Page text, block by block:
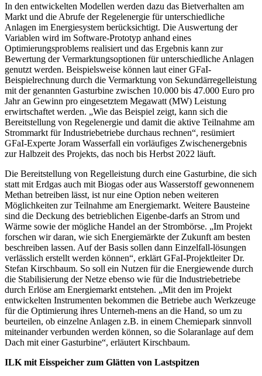
In den entwickelten Modellen werden dazu das Bietverhalten am
Markt und die Abrufe der Regelenergie für unterschiedliche
Anlagen im Energiesystem berücksichtigt. Die Auswertung der
Variablen wird im Software-Prototyp anhand eines
Optimierungsproblems realisiert und das Ergebnis kann zur
Bewertung der Vermarktungsoptionen für unterschiedliche Anlagen
genutzt werden. Beispielsweise können laut einer GFaI-
Beispielrechnung durch die Vermarktung von Sekundärregelleistung
mit der genannten Gasturbine zwischen 10.000 bis 47.000 Euro pro
Jahr an Gewinn pro eingesetztem Megawatt (MW) Leistung
erwirtschaftet werden. „Wie das Beispiel zeigt, kann sich die
Bereitstellung von Regelenergie und damit die aktive Teilnahme am
Strommarkt für Industriebetriebe durchaus rechnen“, resümiert
GFaI-Experte Joram Wasserfall ein vorläufiges Zwischenergebnis
zur Halbzeit des Projekts, das noch bis Herbst 2022 läuft.
Die Bereitstellung von Regelleistung durch eine Gasturbine, die sich
statt mit Erdgas auch mit Biogas oder aus Wasserstoff gewonnenem
Methan betreiben lässt, ist nur eine Option neben weiteren
Möglichkeiten zur Teilnahme am Energiemarkt. Weitere Bausteine
sind die Deckung des betrieblichen Eigenbe-darfs an Strom und
Wärme sowie der mögliche Handel an der Strombörse. „Im Projekt
forschen wir daran, wie sich Energiemärkte der Zukunft am besten
beschreiben lassen. Auf der Basis sollen dann Einzelfall-lösungen
verlässlich erstellt werden können“, erklärt GFaI-Projektleiter Dr.
Stefan Kirschbaum. So soll ein Nutzen für die Energiewende durch
die Stabilisierung der Netze ebenso wie für die Industriebetriebe
durch Erlöse am Energiemarkt entstehen. „Mit den im Projekt
entwickelten Instrumenten bekommen die Betriebe auch Werkzeuge
für die Optimierung ihres Unterneh-mens an die Hand, so um zu
beurteilen, ob einzelne Anlagen z.B. in einem Chemiepark sinnvoll
miteinander verbunden werden können, so die Solaranlage auf dem
Dach mit einer Gasturbine“, erläutert Kirschbaum.
ILK mit Eisspeicher zum Glätten von Lastspitzen